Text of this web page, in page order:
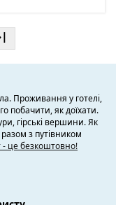
Проживання у готелі,
побачити, як доїхати.
гірські вершини. Як
з путівником
це безкоштовно!